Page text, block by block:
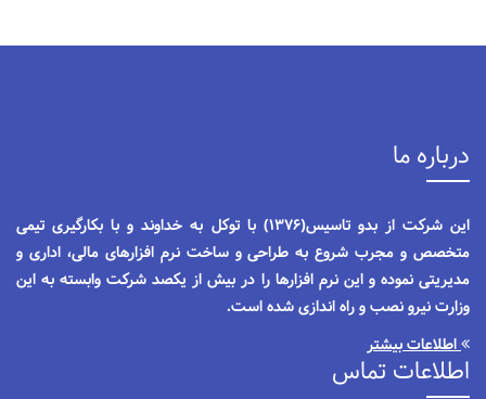
درباره ما
این شرکت از بدو تاسیس(1376) با توکل به خداوند و با بکارگیری تیمی
متخصص و مجرب شروع به طراحی و ساخت نرم افزارهای مالی، اداری و
مدیریتی نموده و این نرم افزارها را در بیش از یکصد شرکت وابسته به این
وزارت نیرو نصب و راه اندازی شده است.
اطلاعات بیشتر
اطلاعات تماس